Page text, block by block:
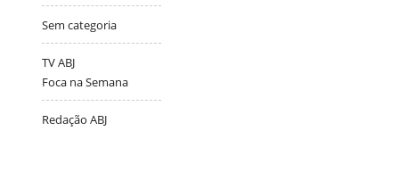
Sem categoria
TV ABJ
Foca na Semana
Redação ABJ